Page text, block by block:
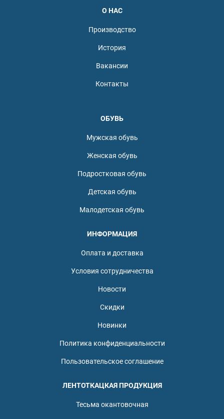
О НАС
Производство
История
Вакансии
Контакты
ОБУВЬ
Мужская обувь
Женская обувь
Подростковая обувь
Детская обувь
Малодетская обувь
ИНФОРМАЦИЯ
Оплата и доставка
Условия сотрудничества
Новости
Скидки
Новинки
Политика конфиденциальности
Пользовательское соглашение
ЛЕНТОТКАЦКАЯ ПРОДУКЦИЯ
Тесьма окантовочная